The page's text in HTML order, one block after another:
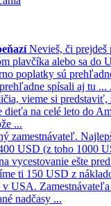
Nevieš, či prejdeš
plavčíka alebo sa do
poplatky sú
spísali aj tu ...
vieme si predstaviť,
dieťa na celé leto do
...
zamestnávateľ.
USD (z toho 1000
vycestovanie ešte
ti 150 USD z
USA. Zamestnávateľa
nadčasy ...